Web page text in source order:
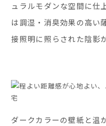
ュラルモダンな空間に仕
は調湿・消臭効果の高い
接照明に照らされた陰影
ダークカラーの壁紙と温